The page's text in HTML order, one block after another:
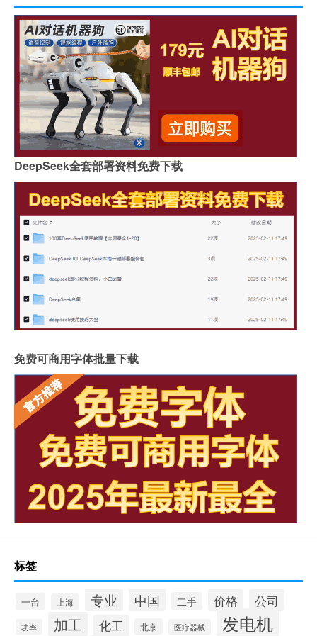
DeepSeek全套部署资料免费下载
免费可商用字体批量下载
标签
一台 上海 专业 中国 二手 价格 公司
功率 加工 化工 北京 医疗器械 发电机